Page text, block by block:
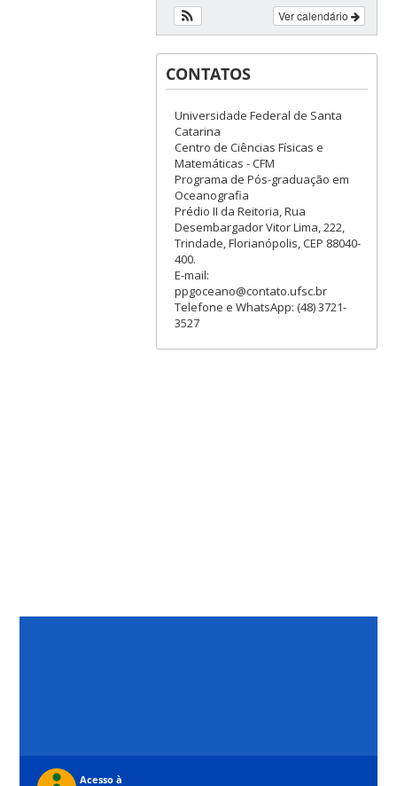
Ver calendário
CONTATOS
Universidade Federal de Santa
Catarina
Centro de Ciências Físicas e
Matemáticas - CFM
Programa de Pós-graduação em
Oceanografia
Prédio II da Reitoria, Rua
Desembargador Vitor Lima, 222,
Trindade, Florianópolis, CEP 88040-
400.
E-mail:
ppgoceano@contato.ufsc.br
Telefone e WhatsApp: (48) 3721-
3527